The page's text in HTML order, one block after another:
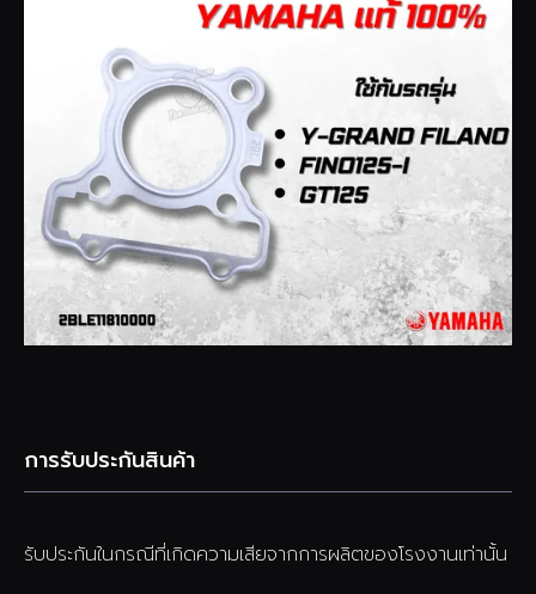
การรับประกันสินค้า
รับประกันในกรณีที่เกิดความเสียจากการผลิตของโรงงานเท่านั้น